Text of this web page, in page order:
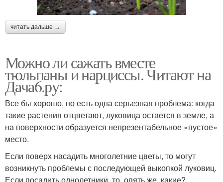
читать дальше →
Можно ли сажать вместе
тюльпаны и нарциссы. Читают на
Дача6.ру:
Все бы хорошо, но есть одна серьезная проблема: когда
такие растения отцветают, луковица остается в земле, а
на поверхности образуется непрезентабельное «пустое»
место.
Если поверх насадить многолетние цветы, то могут
возникнуть проблемы с последующей выкопкой луковиц.